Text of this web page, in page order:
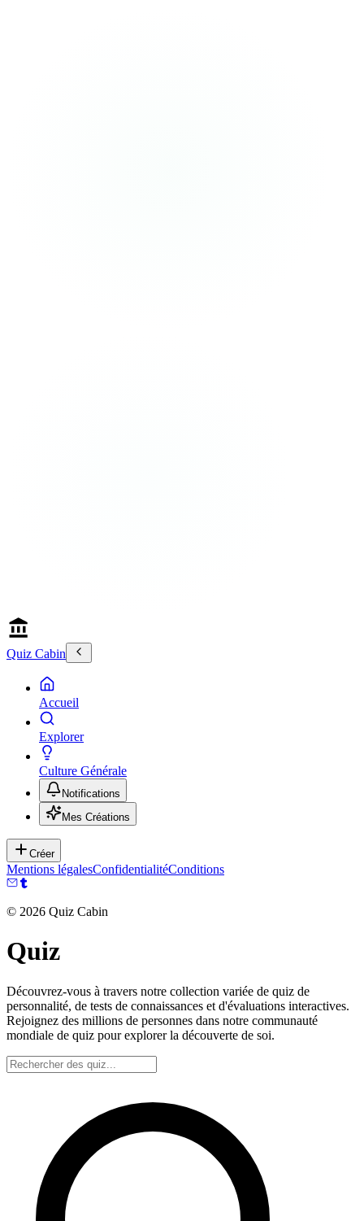
Quiz Cabin
Accueil
Explorer
Culture Générale
Notifications
Mes Créations
Créer
Mentions légalesConfidentialitéConditions
© 2026 Quiz Cabin
Quiz
Découvrez-vous à travers notre collection variée de quiz de
personnalité, de tests de connaissances et d'évaluations interactives.
Rejoignez des millions de personnes dans notre communauté
mondiale de quiz pour explorer la découverte de soi.